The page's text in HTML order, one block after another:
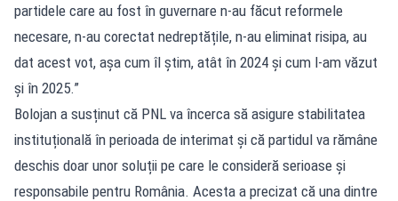
partidele care au fost în guvernare n-au făcut reformele
necesare, n-au corectat nedreptățile, n-au eliminat risipa, au
dat acest vot, așa cum îl știm, atât în 2024 și cum l-am văzut
și în 2025.”
Bolojan a susținut că PNL va încerca să asigure stabilitatea
instituțională în perioada de interimat și că partidul va rămâne
deschis doar unor soluții pe care le consideră serioase și
responsabile pentru România. Acesta a precizat că una dintre